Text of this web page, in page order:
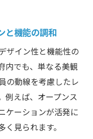
と機能の調和
ザイン性と機能性の
内でも、単なる美観
の動線を考慮したレ
例えば、オープンス
ケーションが活発に
見られます。